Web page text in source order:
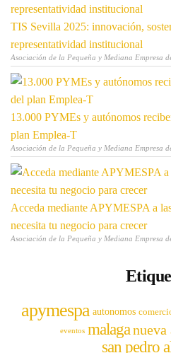
TIS Sevilla 2025: innovación,
representatividad institucional
Asociación de la Pequeña y Mediana Empresa
13.000 PYMEs y autónomos
plan Emplea-T
Asociación de la Pequeña y Mediana Empresa
Acceda mediante APYMESPA a
necesita tu negocio para crecer
Asociación de la Pequeña y Mediana Empresa
apymespa autonomos
eventos malaga nueva
san pedro